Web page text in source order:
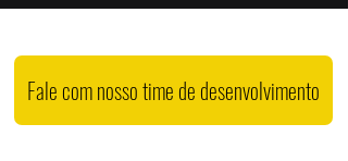
Fale com nosso time de desenvolvimento